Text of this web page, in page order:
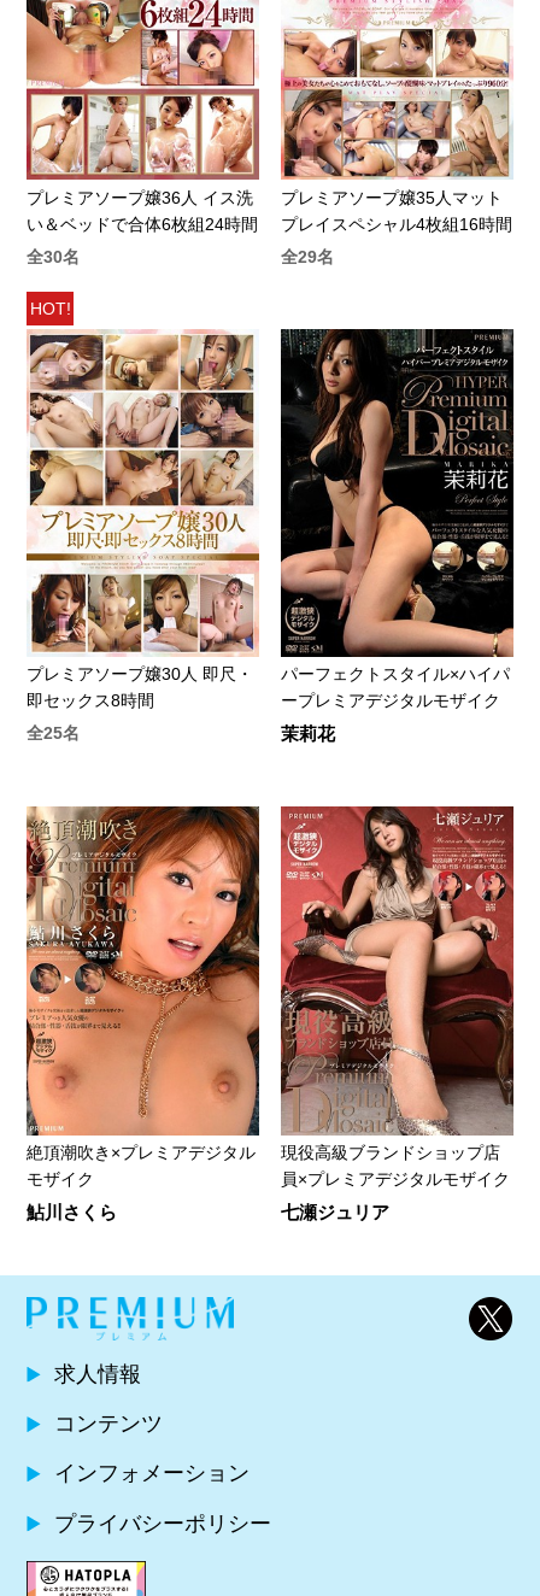
プレミアソープ嬢36人 イス洗
い＆ベッドで合体6枚組24時間
全30名
プレミアソープ嬢35人マット
プレイスペシャル4枚組16時間
全29名
HOT!
プレミアソープ嬢30人 即尺・
即セックス8時間
全25名
パーフェクトスタイル×ハイパ
ープレミアデジタルモザイク
茉莉花
絶頂潮吹き×プレミアデジタル
モザイク
鮎川さくら
現役高級ブランドショップ店
員×プレミアデジタルモザイク
七瀬ジュリア
求人情報
コンテンツ
インフォメーション
プライバシーポリシー